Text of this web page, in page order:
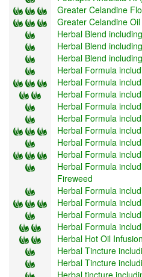
Greater Celandine
Greater Celandine Oil
Herbal Blend
Herbal Blend
Herbal Blend
Herbal Formula
Herbal Formula
Herbal Formula
Herbal Formula
Herbal Formula
Herbal Formula
Herbal Formula
Herbal Formula
Herbal Formula
Fireweed
Herbal Formula
Herbal Formula
Herbal Formula
Herbal Formula
Herbal Hot Oil
Herbal Tincture
Herbal Tincture
Herbal tincture